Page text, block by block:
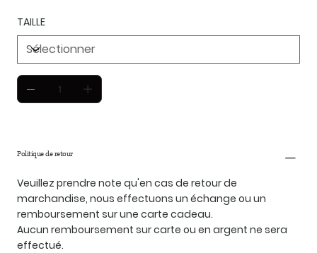
TAILLE
Politique de retour
Veuillez prendre note qu'en cas de retour de
marchandise, nous effectuons un échange ou un
remboursement sur une carte cadeau.
Aucun remboursement sur carte ou en argent ne sera
effectué.